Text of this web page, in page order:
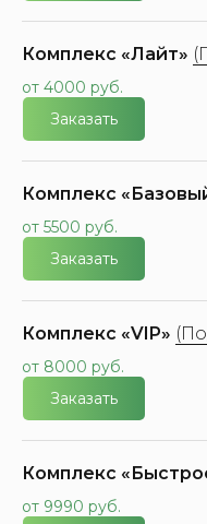
Комплекс «Лайт»
от 4000 руб.
Заказать
Комплекс
от 5500 руб.
Заказать
Комплекс «VIP»
от 8000 руб.
Заказать
Комплекс
от 9990 руб.